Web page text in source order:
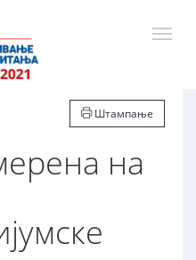
Штампање
на